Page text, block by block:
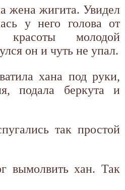
жена жигита. Увидел
у него голова от
красоты молодой
он и чуть не упал.
хана под руки,
подала беркута и
так простой
вымолвить хан. Так